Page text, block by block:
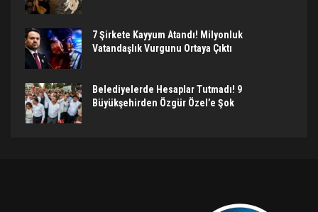
7 Şirkete Kayyum Atandı! Milyonluk
Vatandaşlık Vurgunu Ortaya Çıktı
Belediyelerde Hesaplar Tutmadı! 9
Büyükşehirden Özgür Özel’e Şok